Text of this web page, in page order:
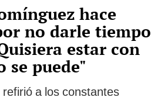
hace
no darle tiempo
estar con
se puede"
refirió a los constantes